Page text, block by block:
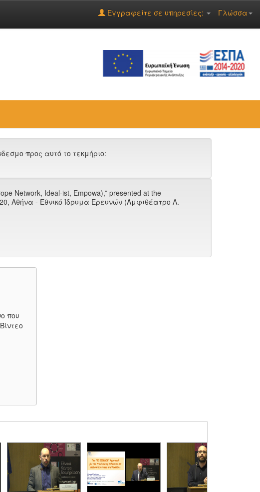
Γλώσσα
Εγγραφείτε σε υπηρεσίες:
προς αυτό το τεκμήριο:
Network, Ideal-ist, Empowa),” presented at the
Αθήνα - Εθνικό Ίδρυμα Ερευνών (Αμφιθέατρο Λ.
που